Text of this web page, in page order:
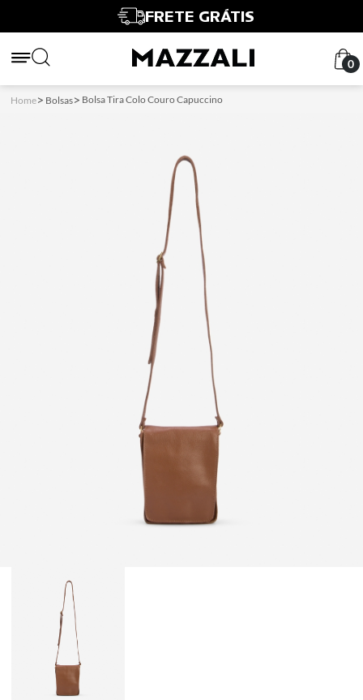
FRETE GRÁTIS
0
Home Bolsas Bolsa Tira Colo Couro Capuccino